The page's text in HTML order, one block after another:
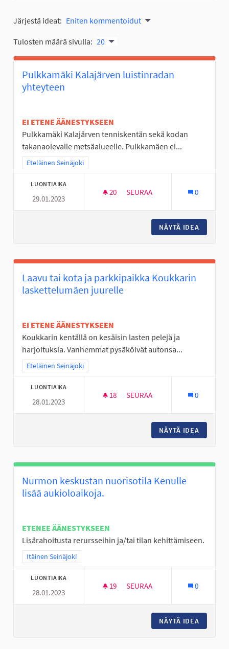
Järjestä ideat: Eniten kommentoidut
Tulosten määrä sivulla: 20
Pulkkamäki Kalajärven luistinradan
yhteyteen
EI ETENE ÄÄNESTYKSEEN
Pulkkamäki Kalajärven tenniskentän sekä kodan
takanaolevalle metsäalueelle. Pulkkamäen ei...
Rajaa tulokset teeman mukaan: Eteläinen Seinäjoki
Eteläinen Seinäjoki
LUONTIAIKA
29.01.2023
20 20 SEURAAJAA
SEURAA 0
NÄYTÄ IDEA
Laavu tai kota ja parkkipaikka Koukkarin
laskettelumäen juurelle
EI ETENE ÄÄNESTYKSEEN
Koukkarin kentällä on kesäisin lasten pelejä ja
harjoituksia. Vanhemmat pysäköivät autonsa...
Rajaa tulokset teeman mukaan: Eteläinen Seinäjoki
Eteläinen Seinäjoki
LUONTIAIKA
28.01.2023
18 18 SEURAAJAA
SEURAA 0
NÄYTÄ IDEA
Nurmon keskustan nuorisotila Kenulle
lisää aukioloaikoja.
ETENEE ÄÄNESTYKSEEN
Lisärahoitusta rerursseihin ja/tai tilan kehittämiseen.
Rajaa tulokset teeman mukaan: Itäinen Seinäjoki
Itäinen Seinäjoki
LUONTIAIKA
28.01.2023
19 19 SEURAAJAA
SEURAA 0
NÄYTÄ IDEA